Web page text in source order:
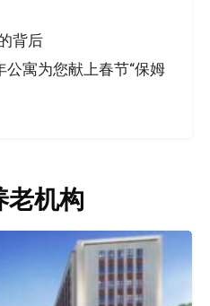
背后
寓为您献上春节“保姆
老机构